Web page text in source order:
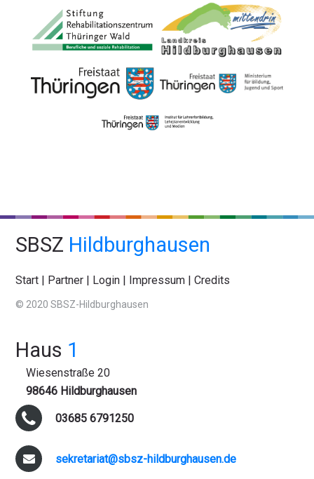
SBSZ Hildburghausen
Start Partner Login Impressum |Credits
© 2020 SBSZ-Hildburghausen
Haus 1
Wiesenstraße 20
98646 Hildburghausen
03685 6791250
sekretariat@sbsz-hildburghausen.de